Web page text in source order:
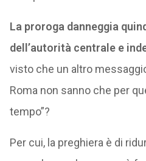
La proroga danneggia
dell’autorità centrale e
visto che un altro
Roma non sanno che per
tempo”?
Per cui, la preghiera è di